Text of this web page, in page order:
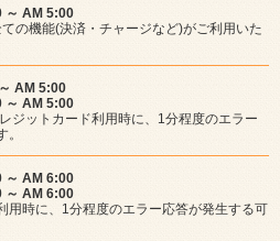
～ AM 5:00
の機能(決済・チャージなど)がご利用いた
AM 5:00
～ AM 5:00
ジットカード利用時に、1分程度のエラー
～ AM 6:00
～ AM 6:00
時に、1分程度のエラー応答が発生する可